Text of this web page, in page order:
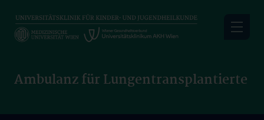
main
Ambulanz für Lungentransplantierte